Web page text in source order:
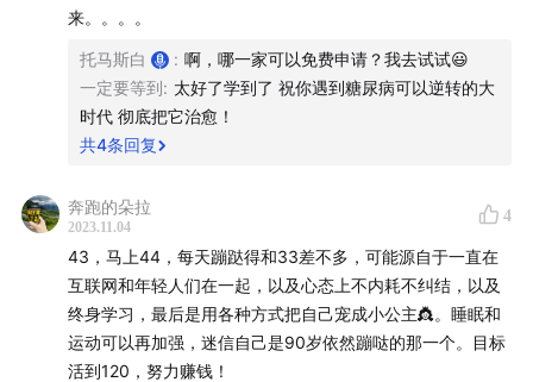
来。。。。
托马斯白 : 啊，哪一家可以免费申请？我去试试😃
一定要等到: 太好了学到了 祝你遇到糖尿病可以逆转的大
时代 彻底把它治愈！
共4条回复
奔跑的朵拉
2023.11.04
4
43，马上44，每天蹦跶得和33差不多，可能源自于一直在
互联网和年轻人们在一起，以及心态上不内耗不纠结，以及
终身学习，最后是用各种方式把自己宠成小公主👸。睡眠和
运动可以再加强，迷信自己是90岁依然蹦哒的那一个。目标
活到120，努力赚钱！